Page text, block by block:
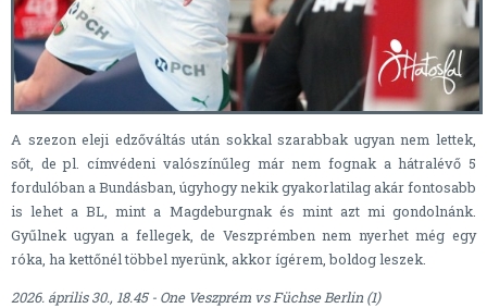
A szezon eleji edzőváltás után sokkal szarabbak ugyan nem lettek,
sőt, de pl. címvédeni valószínűleg már nem fognak a hátralévő 5
fordulóban a Bundásban, úgyhogy nekik gyakorlatilag akár fontosabb
is lehet a BL, mint a Magdeburgnak és mint azt mi gondolnánk.
Gyűlnek ugyan a fellegek, de Veszprémben nem nyerhet még egy
róka, ha kettőnél többel nyerünk, akkor ígérem, boldog leszek.
2026. április 30., 18.45 - One Veszprém vs Füchse Berlin (1)